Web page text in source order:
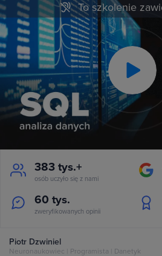
Play
To szkolenie
383 tys.+
osób uczyło się z nami
60 tys.
zweryfikowanych opinii
Piotr Dzwiniel
Neuronaukowiec | Programista | Danetyk